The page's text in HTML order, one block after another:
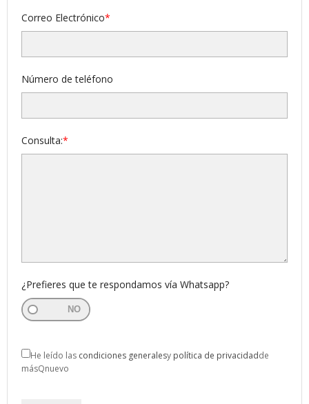
Correo Electrónico
Número de teléfono
Consulta:
¿Prefieres que te respondamos vía Whatsapp?
NO
He leído las condiciones generalesy política de privacidadde
másQnuevo